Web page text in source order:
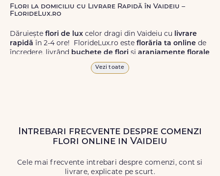
Flori la domiciliu cu Livrare Rapidă în Vaideiu –
FlorideLux.ro
Dăruiește flori de lux celor dragi din Vaideiu cu livrare
rapidă în 2-4 ore! FlorideLux.ro este florăria ta online de
încredere, livrând buchete de flori și aranjamente florale
de calitate superioară în Vaideiu și în toată România.
Livrăm buchete de florichiar și în weekend, pentru ca tu
să poți adresa un gest frumos atunci când ai nevoie.
Vezi toate
Intrebari frecvente despre comenzi
flori online in Vaideiu
Cele mai frecvente intrebari despre comenzi, cont si
livrare, explicate pe scurt.